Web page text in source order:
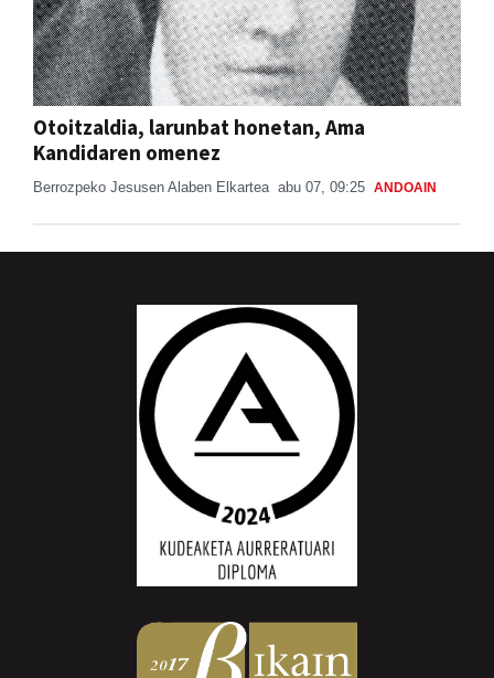
Otoitzaldia, larunbat honetan, Ama
Kandidaren omenez
Berrozpeko Jesusen Alaben Elkartea abu 07, 09:25 ANDOAIN